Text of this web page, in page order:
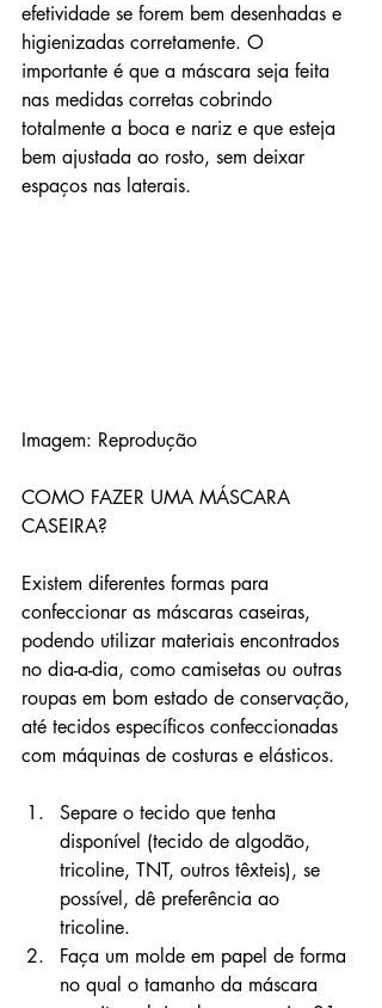
efetividade se forem bem desenhadas e
higienizadas corretamente. O
importante é que a máscara seja feita
nas medidas corretas cobrindo
totalmente a boca e nariz e que esteja
bem ajustada ao rosto, sem deixar
espaços nas laterais.
Imagem: Reprodução
COMO FAZER UMA MÁSCARA
CASEIRA?
Existem diferentes formas para
confeccionar as máscaras caseiras,
podendo utilizar materiais encontrados
no dia-a-dia, como camisetas ou outras
roupas em bom estado de conservação,
até tecidos específicos confeccionadas
com máquinas de costuras e elásticos.
Separe o tecido que tenha
disponível (tecido de algodão,
tricoline, TNT, outros têxteis), se
possível, dê preferência ao
tricoline.
Faça um molde em papel de forma
no qual o tamanho da máscara